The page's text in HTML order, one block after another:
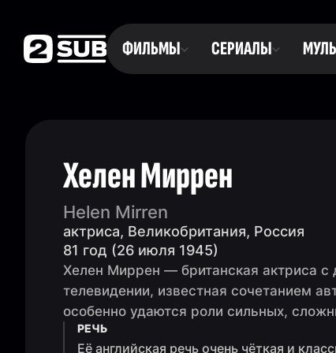
ФИЛЬМЫ СЕРИАЛЫ
Хелен Миррен
Helen Mirren
актриса, Великобритания, Россия
81 год (26 июля 1945)
Хелен Миррен — британская актриса с
телевидении, известная сочетанием
особенно удаются роли сильных,
РЕЧЬ
Её английская речь очень чёткая и